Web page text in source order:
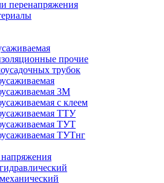
перенапряжения
прочие
трубок
3М
с клеем
ТТУ
ТУТ
ТУТнг